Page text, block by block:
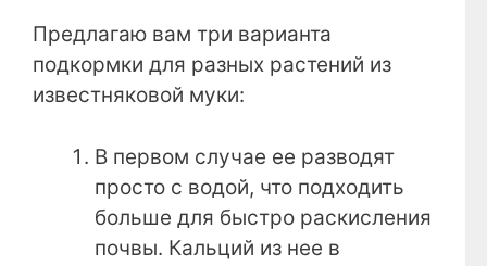
Предлагаю вам три варианта
подкормки для разных растений из
известняковой муки:
В первом случае ее разводят
просто с водой, что подходить
больше для быстро раскисления
почвы. Кальций из нее в